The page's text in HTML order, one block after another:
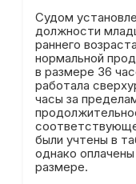
Судом
должности
раннего
нормальной
в размере 36
работала
часы за
были учтены в
однако
размере.